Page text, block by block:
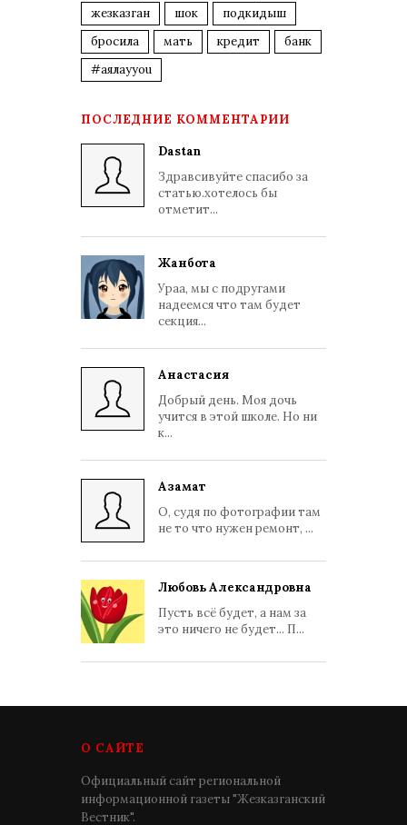
жезказган
шок
подкидыш
бросила
мать кредит
банк
#аялауyou
ПОСЛЕДНИЕ КОММЕНТАРИИ
Dastan
Здравсивуйте спасибо за
статью.хотелось бы
отметит...
Жанбота
Ураа, мы с подругами
надеемся что там будет
секция...
Анастасия
Добрый день. Моя дочь
учится в этой школе. Но ни
к...
Азамат
О, судя по фотографии там
не то что нужен ремонт, ...
Любовь Александровна
Пусть всё будет, а нам за
это ничего не будет... П...
О САЙТЕ
Официальный сайт региональной
информационной газеты "Жезказганский
Вестник".